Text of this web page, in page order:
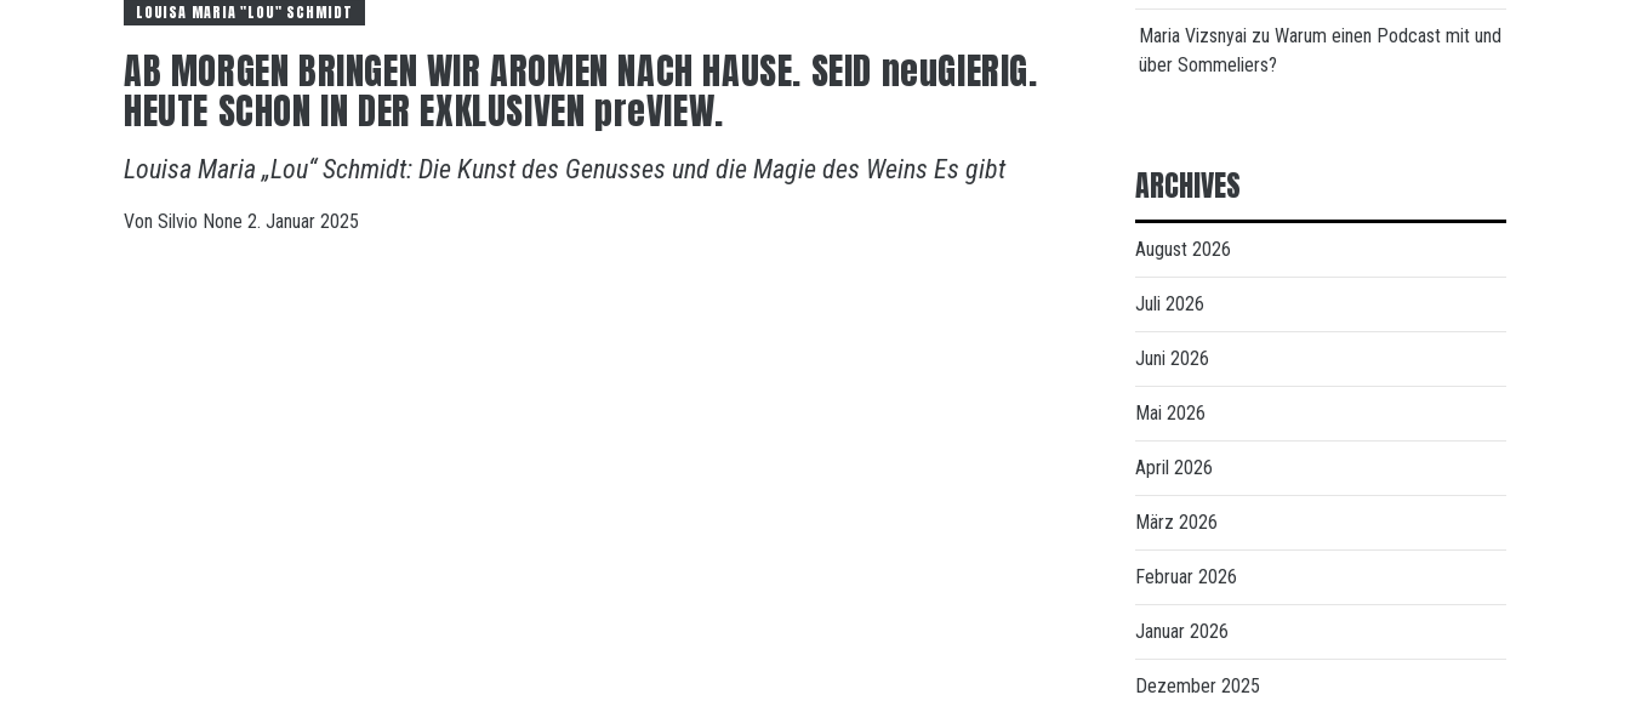
LOUISA MARIA "LOU" SCHMIDT
AB MORGEN BRINGEN WIR AROMEN NACH HAUSE. SEID neuGIERIG.
HEUTE SCHON IN DER EXKLUSIVEN preVIEW.
Louisa Maria „Lou“ Schmidt: Die Kunst des Genusses und die Magie des Weins Es gibt
Von Silvio None 2. Januar 2025
Maria Vizsnyai zu Warum einen Podcast mit und
über Sommeliers?
ARCHIVES
August 2026
Juli 2026
Juni 2026
Mai 2026
April 2026
März 2026
Februar 2026
Januar 2026
Dezember 2025